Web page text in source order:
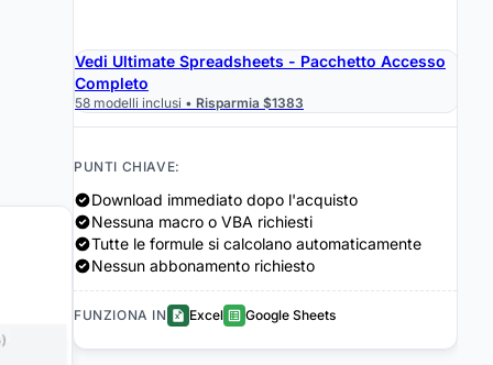
Vedi Ultimate Spreadsheets - Pacchetto Accesso
Completo
58 modelli inclusi • Risparmia $1383
PUNTI CHIAVE:
Download immediato dopo l'acquisto
Nessuna macro o VBA richiesti
Tutte le formule si calcolano automaticamente
Nessun abbonamento richiesto
FUNZIONA IN Excel Google Sheets